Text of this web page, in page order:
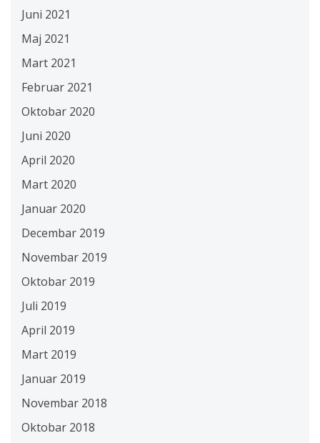
Juni 2021
Maj 2021
Mart 2021
Februar 2021
Oktobar 2020
Juni 2020
April 2020
Mart 2020
Januar 2020
Decembar 2019
Novembar 2019
Oktobar 2019
Juli 2019
April 2019
Mart 2019
Januar 2019
Novembar 2018
Oktobar 2018